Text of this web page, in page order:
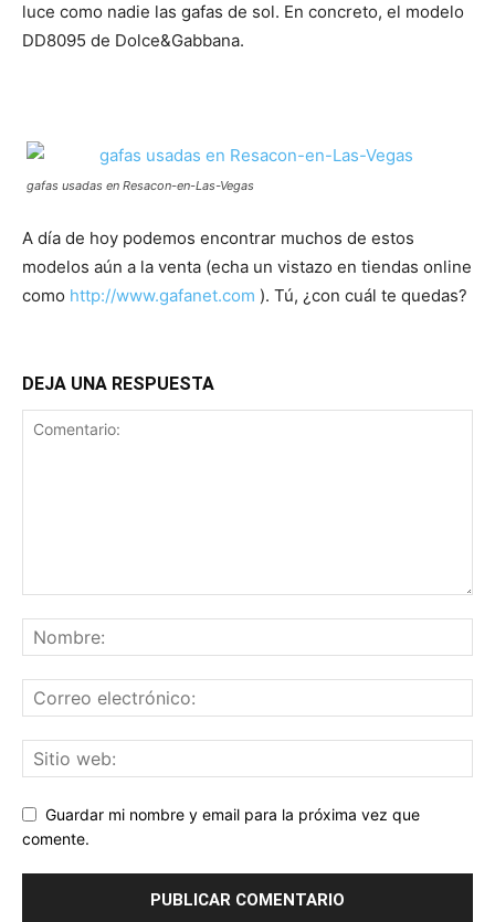
luce como nadie las gafas de sol. En concreto, el modelo
DD8095 de Dolce&Gabbana.
gafas usadas en Resacon-en-Las-Vegas
A día de hoy podemos encontrar muchos de estos
modelos aún a la venta (echa un vistazo en tiendas online
como http://www.gafanet.com ). Tú, ¿con cuál te quedas?
DEJA UNA RESPUESTA
Guardar mi nombre y email para la próxima vez que
comente.